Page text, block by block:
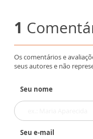
1
Os comentários e
seus autores e não
Seu nome
Seu e-mail